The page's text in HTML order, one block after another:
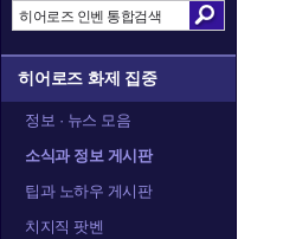
히어로즈 화제 집중
정보 · 뉴스 모음
소식과 정보 게시판
팁과 노하우 게시판
치지직 팟벤